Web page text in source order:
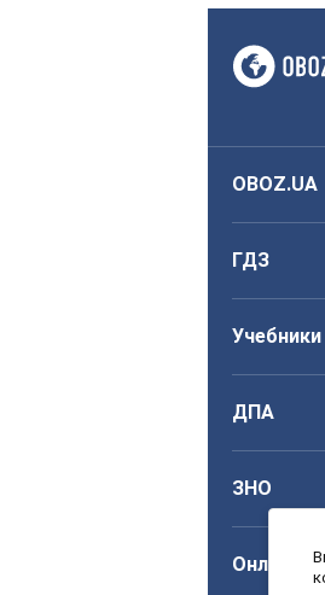
OBOZ.UA
ГДЗ
Учебники
ДПА
ЗНО
Онлайн